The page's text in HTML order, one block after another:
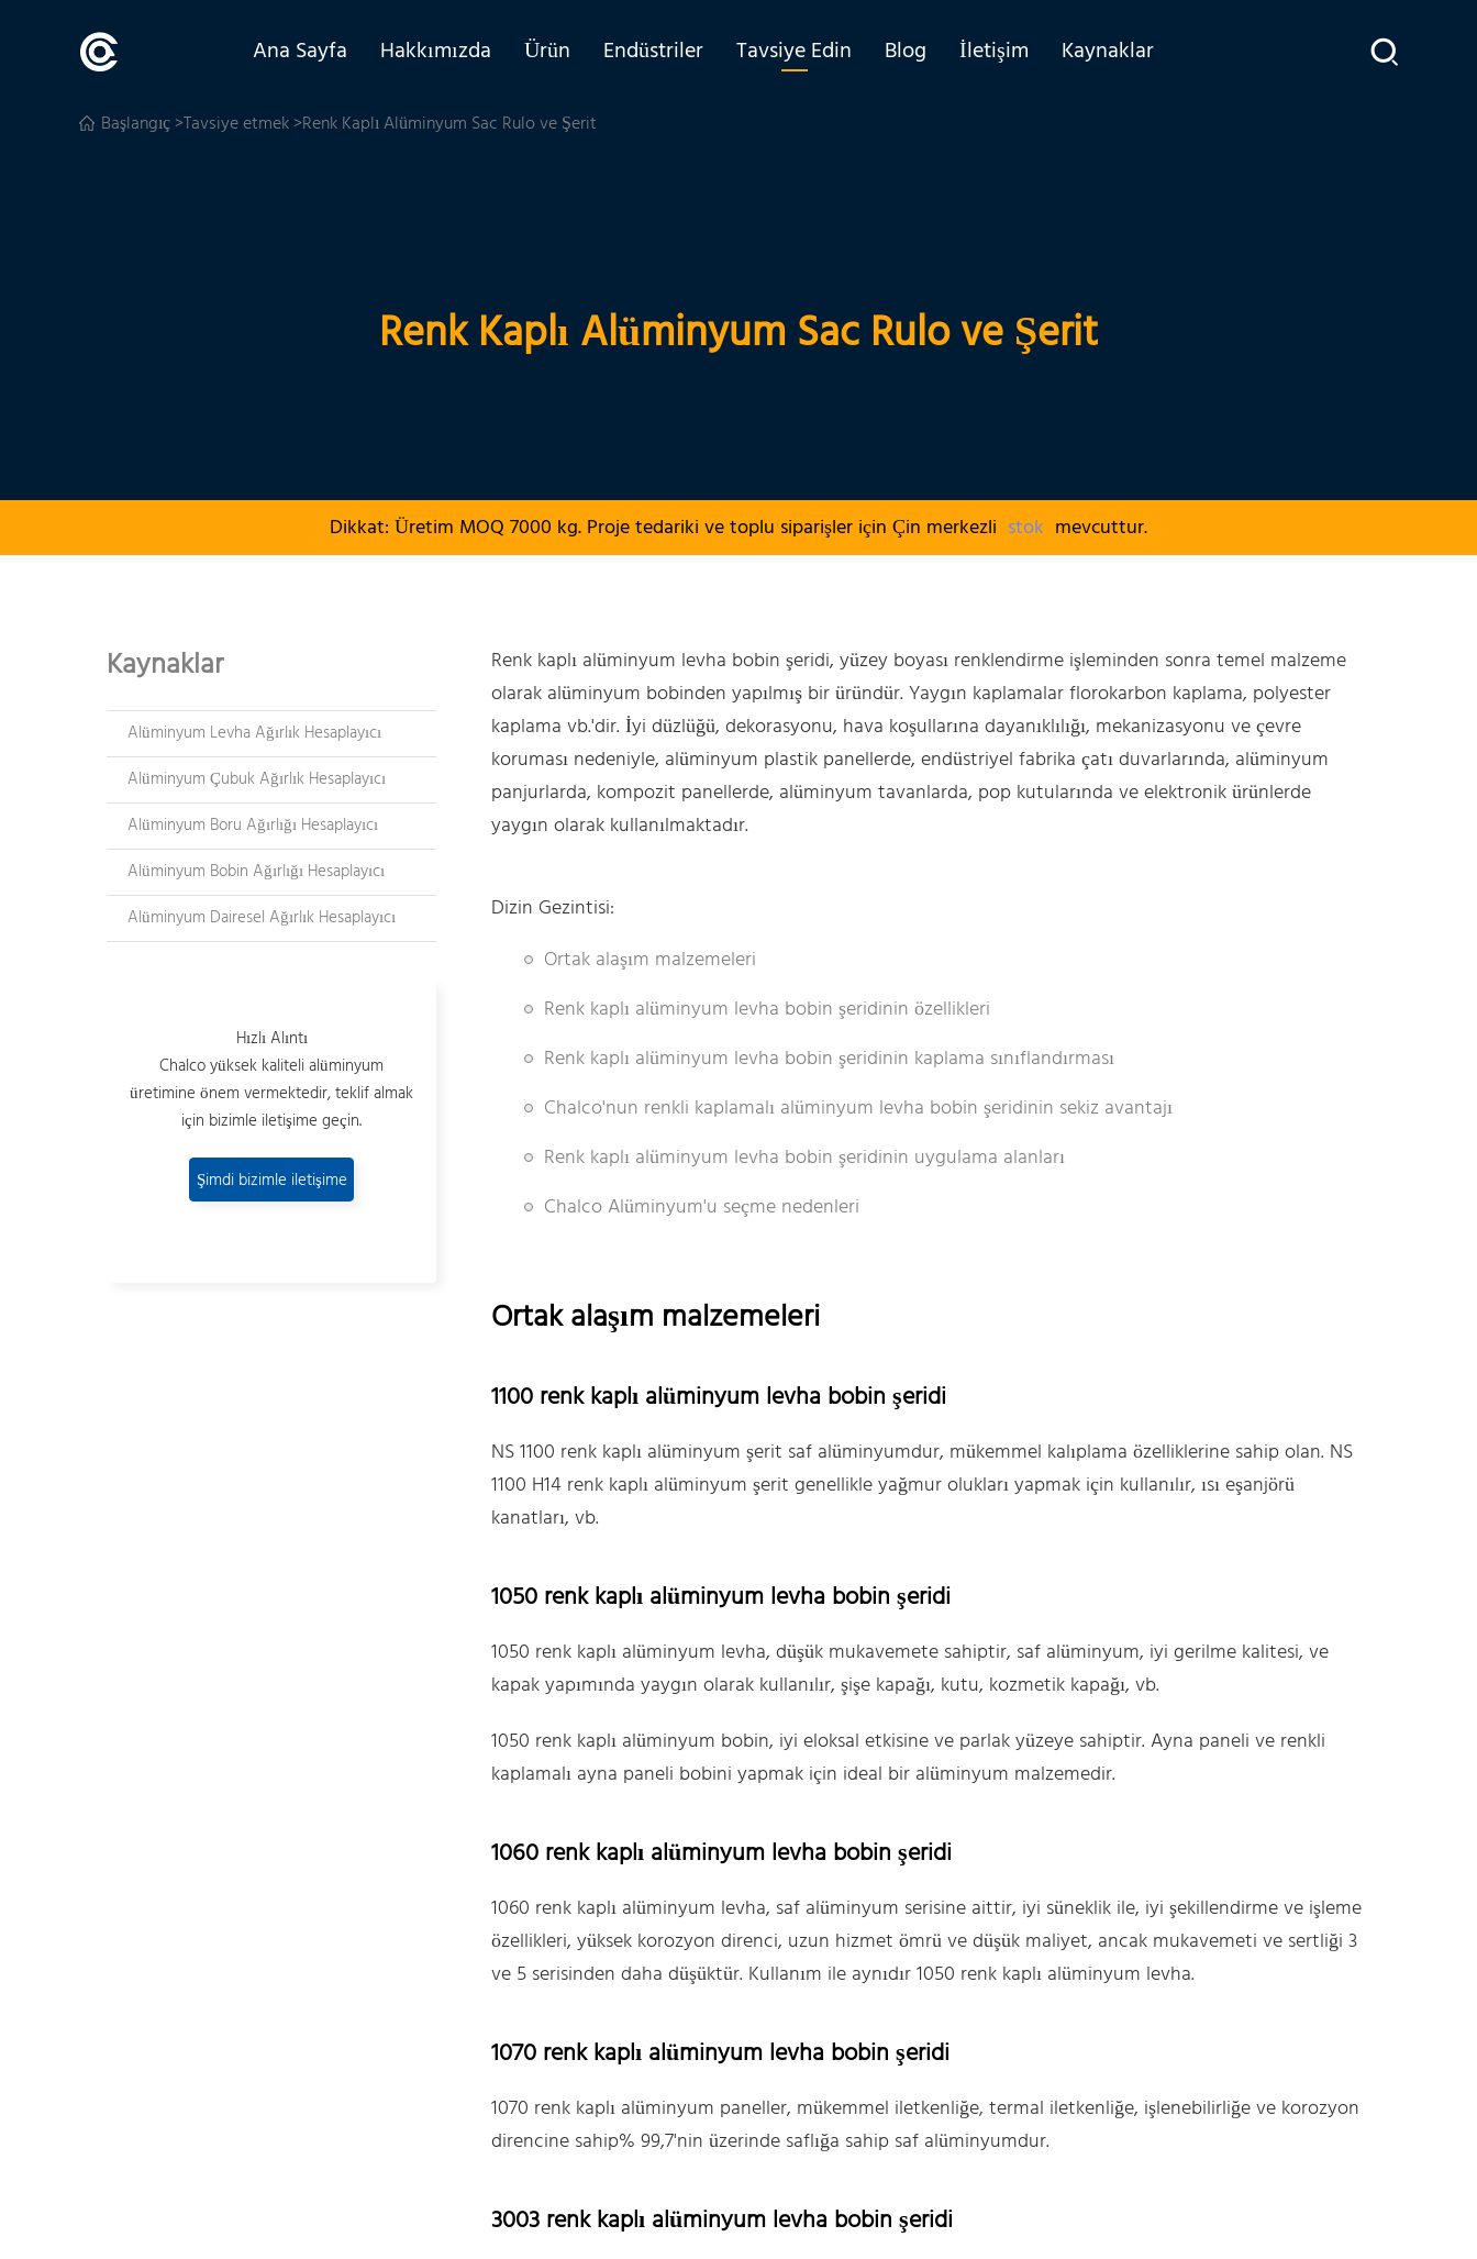
Ana Sayfa Hakkımızda Ürün Endüstriler Tavsiye Edin Blog İletişim Kaynaklar
Başlangıç>Tavsiye etmek>Renk Kaplı Alüminyum Sac Rulo ve Şerit
Renk Kaplı Alüminyum Sac Rulo ve Şerit
Dikkat: Üretim MOQ 7000 kg. Proje tedariki ve toplu siparişler için Çin merkezli stok mevcuttur.
Kaynaklar
Alüminyum Levha Ağırlık Hesaplayıcı
Alüminyum Çubuk Ağırlık Hesaplayıcı
Alüminyum Boru Ağırlığı Hesaplayıcı
Alüminyum Bobin Ağırlığı Hesaplayıcı
Alüminyum Dairesel Ağırlık Hesaplayıcı
Hızlı Alıntı
Chalco yüksek kaliteli alüminyum
üretimine önem vermektedir, teklif almak
için bizimle iletişime geçin.
Şimdi bizimle iletişime
Renk kaplı alüminyum levha bobin şeridi, yüzey boyası renklendirme işleminden sonra temel malzeme
olarak alüminyum bobinden yapılmış bir üründür. Yaygın kaplamalar florokarbon kaplama, polyester
kaplama vb.'dir. İyi düzlüğü, dekorasyonu, hava koşullarına dayanıklılığı, mekanizasyonu ve çevre
koruması nedeniyle, alüminyum plastik panellerde, endüstriyel fabrika çatı duvarlarında, alüminyum
panjurlarda, kompozit panellerde, alüminyum tavanlarda, pop kutularında ve elektronik ürünlerde
yaygın olarak kullanılmaktadır.
Dizin Gezintisi:
Ortak alaşım malzemeleri
Renk kaplı alüminyum levha bobin şeridinin özellikleri
Renk kaplı alüminyum levha bobin şeridinin kaplama sınıflandırması
Chalco'nun renkli kaplamalı alüminyum levha bobin şeridinin sekiz avantajı
Renk kaplı alüminyum levha bobin şeridinin uygulama alanları
Chalco Alüminyum'u seçme nedenleri
Ortak alaşım malzemeleri
1100 renk kaplı alüminyum levha bobin şeridi
NS 1100 renk kaplı alüminyum şerit saf alüminyumdur, mükemmel kalıplama özelliklerine sahip olan. NS
1100 H14 renk kaplı alüminyum şerit genellikle yağmur olukları yapmak için kullanılır, ısı eşanjörü
kanatları, vb.
1050 renk kaplı alüminyum levha bobin şeridi
1050 renk kaplı alüminyum levha, düşük mukavemete sahiptir, saf alüminyum, iyi gerilme kalitesi, ve
kapak yapımında yaygın olarak kullanılır, şişe kapağı, kutu, kozmetik kapağı, vb.
1050 renk kaplı alüminyum bobin, iyi eloksal etkisine ve parlak yüzeye sahiptir. Ayna paneli ve renkli
kaplamalı ayna paneli bobini yapmak için ideal bir alüminyum malzemedir.
1060 renk kaplı alüminyum levha bobin şeridi
1060 renk kaplı alüminyum levha, saf alüminyum serisine aittir, iyi süneklik ile, iyi şekillendirme ve işleme
özellikleri, yüksek korozyon direnci, uzun hizmet ömrü ve düşük maliyet, ancak mukavemeti ve sertliği 3
ve 5 serisinden daha düşüktür. Kullanım ile aynıdır 1050 renk kaplı alüminyum levha.
1070 renk kaplı alüminyum levha bobin şeridi
1070 renk kaplı alüminyum paneller, mükemmel iletkenliğe, termal iletkenliğe, işlenebilirliğe ve korozyon
direncine sahip% 99,7'nin üzerinde saflığa sahip saf alüminyumdur.
3003 renk kaplı alüminyum levha bobin şeridi